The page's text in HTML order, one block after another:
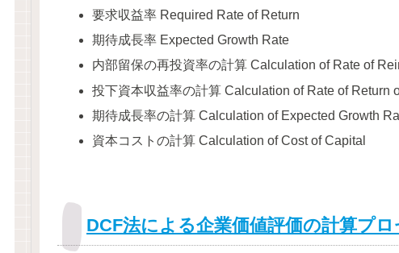
要求収益率 Required Rate of Return
期待成長率 Expected Growth Rate
内部留保の再投資率の計算 Calculation of Rate of
投下資本収益率の計算 Calculation of Rate of Return
期待成長率の計算 Calculation of Expected Growth
資本コストの計算 Calculation of Cost of Capital
DCF法による企業価値評価の計算プ